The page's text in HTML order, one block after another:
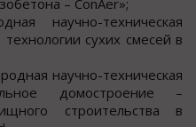
– ConAer»;
техническая
сухих смесей в
научно-техническая
домостроение –
строительства в